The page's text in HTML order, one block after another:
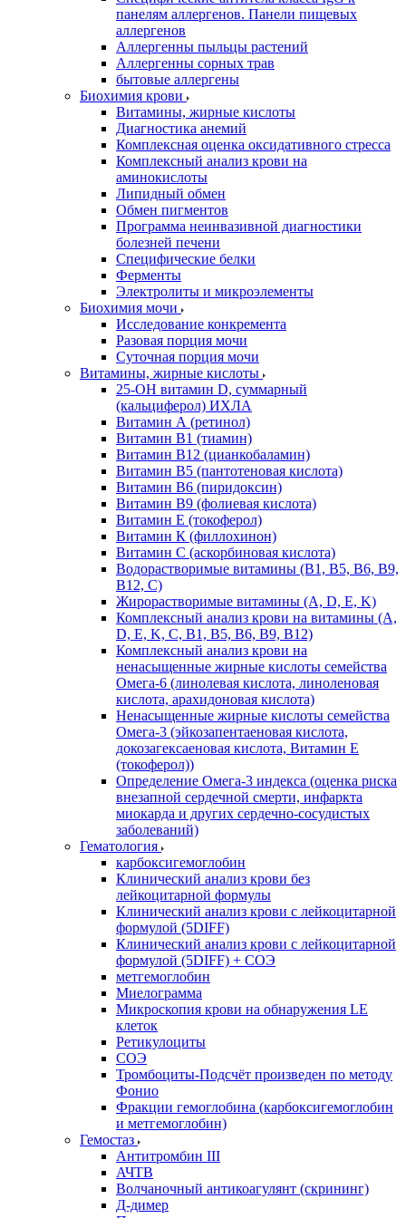
панелям аллергенов. Панели пищевых
аллергенов
Аллергенны пыльцы растений
Аллергенны сорных трав
бытовые аллергены
Биохимия крови
Витамины, жирные кислоты
Диагностика анемий
Комплексная оценка оксидативного стресса
Комплексный анализ крови на
аминокислоты
Липидный обмен
Обмен пигментов
Программа неинвазивной диагностики
болезней печени
Специфические белки
Ферменты
Электролиты и микроэлементы
Биохимия мочи
Исследование конкремента
Разовая порция мочи
Суточная порция мочи
Витамины, жирные кислоты
25-OH витамин D, суммарный
(кальциферол) ИХЛА
Витамин А (ретинол)
Витамин В1 (тиамин)
Витамин В12 (цианкобаламин)
Витамин В5 (пантотеновая кислота)
Витамин В6 (пиридоксин)
Витамин В9 (фолиевая кислота)
Витамин Е (токоферол)
Витамин К (филлохинон)
Витамин С (аскорбиновая кислота)
Водорастворимые витамины (B1, B5, B6, В9,
В12, С)
Жирорастворимые витамины (A, D, E, K)
Комплексный анализ крови на витамины (A,
D, E, K, C, B1, B5, B6, В9, B12)
Комплексный анализ крови на
ненасыщенные жирные кислоты семейства
Омега-6 (линолевая кислота, линоленовая
кислота, арахидоновая кислота)
Ненасыщенные жирные кислоты семейства
Омега-3 (эйкозапентаеновая кислота,
докозагексаеновая кислота, Витамин E
(токоферол))
Определение Омега-3 индекса (оценка риска
внезапной сердечной смерти, инфаркта
миокарда и других сердечно-сосудистых
заболеваний)
Гематология
карбоксигемоглобин
Клинический анализ крови без
лейкоцитарной формулы
Клинический анализ крови с лейкоцитарной
формулой (5DIFF)
Клинический анализ крови с лейкоцитарной
формулой (5DIFF) + СОЭ
метгемоглобин
Миелограмма
Микроскопия крови на обнаружения LE
клеток
Ретикулоциты
СОЭ
Тромбоциты-Подсчёт произведен по методу
Фонио
Фракции гемоглобина (карбоксигемоглобин
и метгемоглобин)
Гемостаз
Антитромбин III
АЧТВ
Волчаночный антикоагулянт (скрининг)
Д-димер